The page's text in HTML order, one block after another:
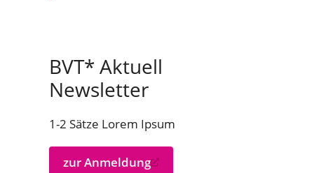
BVT* Aktuell
Newsletter
1-2 Sätze Lorem Ipsum
zur Anmeldung